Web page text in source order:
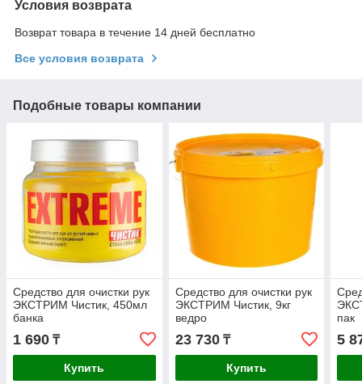
Условия возврата
Возврат товара в течение 14 дней бесплатно
Все условия возврата
Подобные товары компании
Средство для очистки рук
ЭКСТРИМ Чистик, 450мл
банка
1 690 ₸
Купить
Средство для очистки рук
ЭКСТРИМ Чистик, 9кг
ведро
23 730₸
Купить
пак
5